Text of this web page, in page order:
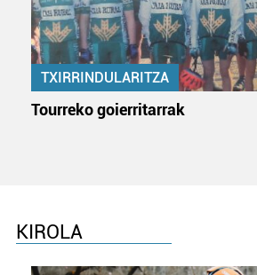
TXIRRINDULARITZA
Tourreko goierritarrak
KIROLA